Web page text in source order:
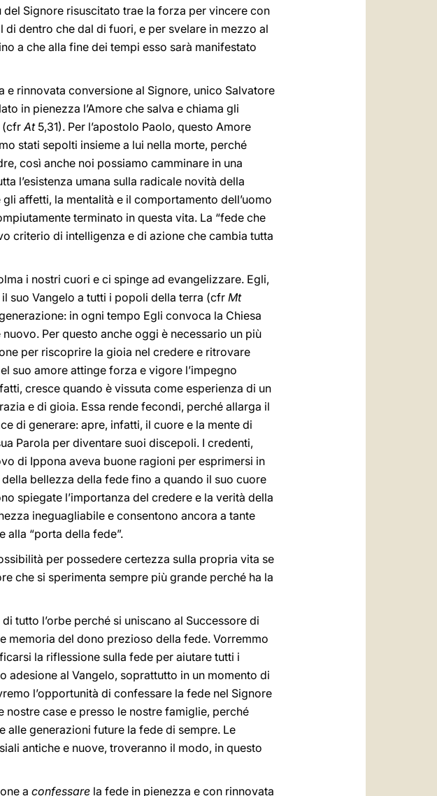
del Signore risuscitato trae la forza per vincere con
dentro che dal di fuori, e per svelare in mezzo al
a che alla fine dei tempi esso sarà manifestato
e rinnovata conversione al Signore, unico Salvatore
in pienezza l’Amore che salva e chiama gli
(cfrAt 5,31). Per l’apostolo Paolo, questo Amore
stati sepolti insieme a lui nella morte, perché
così anche noi possiamo camminare in una
l’esistenza umana sulla radicale novità della
affetti, la mentalità e il comportamento dell’uomo
terminato in questa vita. La “fede che
criterio di intelligenza e di azione che cambia tutta
i nostri cuori e ci spinge ad evangelizzare. Egli,
suo Vangelo a tutti i popoli della terra (cfr Mt
in ogni tempo Egli convoca la Chiesa
Per questo anche oggi è necessario un più
per riscoprire la gioia nel credere e ritrovare
suo amore attinge forza e vigore l’impegno
cresce quando è vissuta come esperienza di un
e di gioia. Essa rende fecondi, perché allarga il
di generare: apre, infatti, il cuore e la mente di
Parola per diventare suoi discepoli. I credenti,
di Ippona aveva buone ragioni per esprimersi in
bellezza della fede fino a quando il suo cuore
spiegate l’importanza del credere e la verità della
ineguagliabile e consentono ancora a tante
“porta della fede”.
per possedere certezza sulla propria vita se
che si sperimenta sempre più grande perché ha la
tutto l’orbe perché si uniscano al Successore di
memoria del dono prezioso della fede. Vorremmo
la riflessione sulla fede per aiutare tutti i
al Vangelo, soprattutto in un momento di
l’opportunità di confessare la fede nel Signore
case e presso le nostre famiglie, perché
alle generazioni future la fede di sempre. Le
antiche e nuove, troveranno il modo, in questo
a confessare la fede in pienezza e con rinnovata